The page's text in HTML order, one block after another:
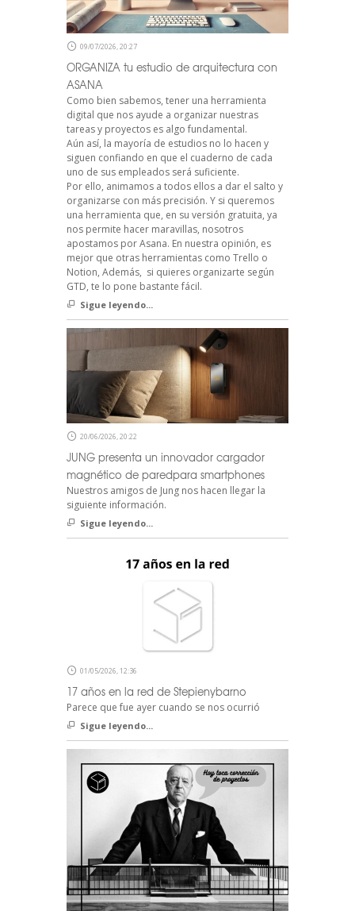
09/07/2026, 20:27
ORGANIZA tu estudio de arquitectura con
ASANA
Como bien sabemos, tener una herramienta
digital que nos ayude a organizar nuestras
tareas y proyectos es algo fundamental.
Aún así, la mayoría de estudios no lo hacen y
siguen confiando en que el cuaderno de cada
uno de sus empleados será suficiente.
Por ello, animamos a todos ellos a dar el salto y
organizarse con más precisión. Y si queremos
una herramienta que, en su versión gratuita, ya
nos permite hacer maravillas, nosotros
apostamos por Asana. En nuestra opinión, es
mejor que otras herramientas como Trello o
Notion, Además, si quieres organizarte según
GTD, te lo pone bastante fácil.
Sigue leyendo...
20/06/2026, 20:22
JUNG presenta un innovador cargador
magnético de paredpara smartphones
Nuestros amigos de Jung nos hacen llegar la
siguiente información.
Sigue leyendo...
01/05/2026, 12:36
17 años en la red de Stepienybarno
Parece que fue ayer cuando se nos ocurrió
Sigue leyendo...